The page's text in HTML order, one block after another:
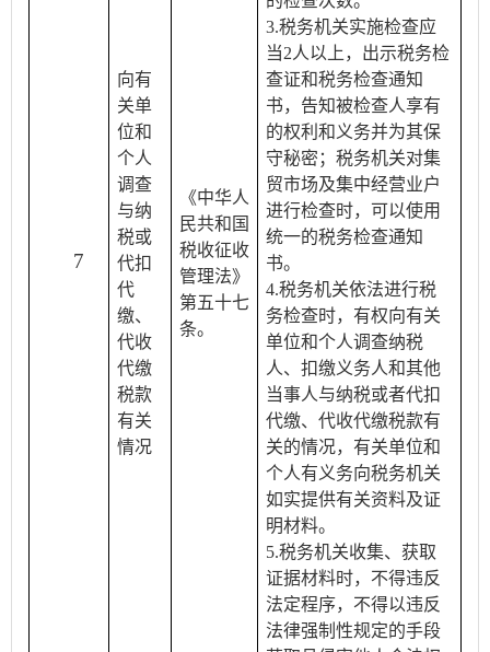
7
向有
关单
位和
个人
调查
与纳
税或
代扣
代
缴、
代收
代缴
税款
有关
情况
《中华人
民共和国
税收征收
管理法》
第五十七
条。
3.税务机关实施检查应
当2人以上，出示税务检
查证和税务检查通知
书，告知被检查人享有
的权利和义务并为其保
守秘密；税务机关对集
贸市场及集中经营业户
进行检查时，可以使用
统一的税务检查通知
书。
4.税务机关依法进行税
务检查时，有权向有关
单位和个人调查纳税
人、扣缴义务人和其他
当事人与纳税或者代扣
代缴、代收代缴税款有
关的情况，有关单位和
个人有义务向税务机关
如实提供有关资料及证
明材料。
5.税务机关收集、获取
证据材料时，不得违反
法定程序，不得以违反
法律强制性规定的手段